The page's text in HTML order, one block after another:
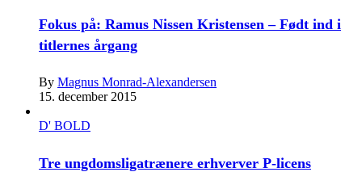
Fokus på: Ramus Nissen Kristensen – Født ind i
titlernes årgang
By Magnus Monrad-Alexandersen
15. december 2015
D' BOLD
Tre ungdomsligatrænere erhverver P-licens